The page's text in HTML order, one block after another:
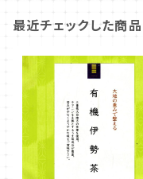
最近チェックした商品